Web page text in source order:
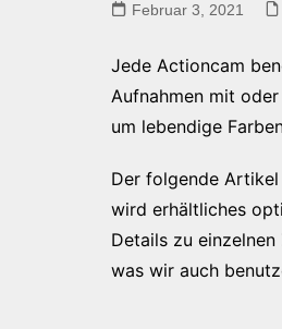
Februar 3, 2021
Jede Actioncam
Aufnahmen mit
um lebendige
Der folgende
wird erhältliches
Details zu
was wir auch